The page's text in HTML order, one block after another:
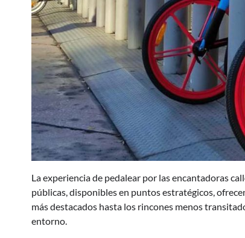
La experiencia de pedalear por las encantadoras
públicas, disponibles en puntos estratégicos,
más destacados hasta los rincones menos
entorno.